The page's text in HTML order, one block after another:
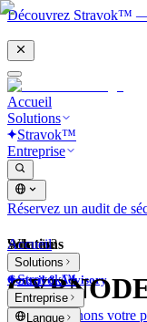
Découvrez Stravok™ —
Accueil
Solutions
Stravok™
Entreprise
Réservez un audit de
Solutions
Conseil & Advisory
Nous examinons votre
Accueil
Solutions
Stravok™
Entreprise
Langue
What is?